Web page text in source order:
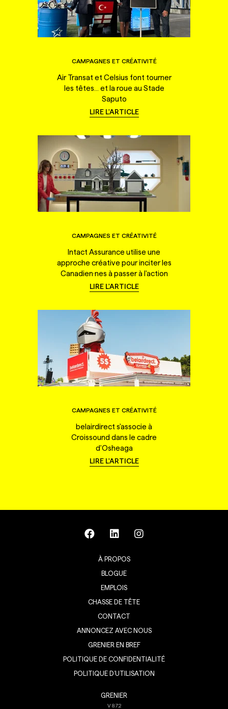
CAMPAGNES ET CRÉATIVITÉ
Air Transat et Celsius font tourner
les têtes... et la roue au Stade
Saputo
LIRE L'ARTICLE
CAMPAGNES ET CRÉATIVITÉ
Intact Assurance utilise une
approche créative pour inciter les
Canadien·nes à passer à l'action
LIRE L'ARTICLE
CAMPAGNES ET CRÉATIVITÉ
belairdirect s'associe à
Croissound dans le cadre
d'Osheaga
LIRE L'ARTICLE
À PROPOS
BLOGUE
EMPLOIS
CHASSE DE TÊTE
CONTACT
ANNONCEZ AVEC NOUS
GRENIER EN BREF
POLITIQUE DE CONFIDENTIALITÉ
POLITIQUE D’UTILISATION
GRENIER
V8.7.2